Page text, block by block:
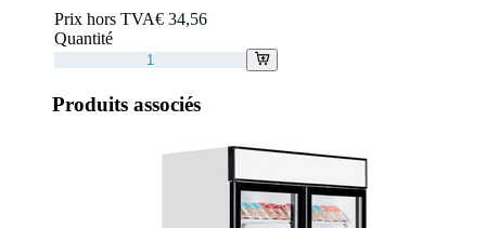
Prix hors TVA€ 34,56
Quantité
Produits associés